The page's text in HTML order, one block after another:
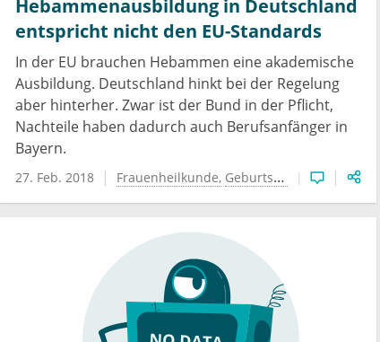
Hebammenausbildung in Deutschland
entspricht nicht den EU-Standards
In der EU brauchen Hebammen eine akademische
Ausbildung. Deutschland hinkt bei der Regelung
aber hinterher. Zwar ist der Bund in der Pflicht,
Nachteile haben dadurch auch Berufsanfänger in
Bayern.
27. Feb. 2018 Frauenheilkunde Geburtshilfe